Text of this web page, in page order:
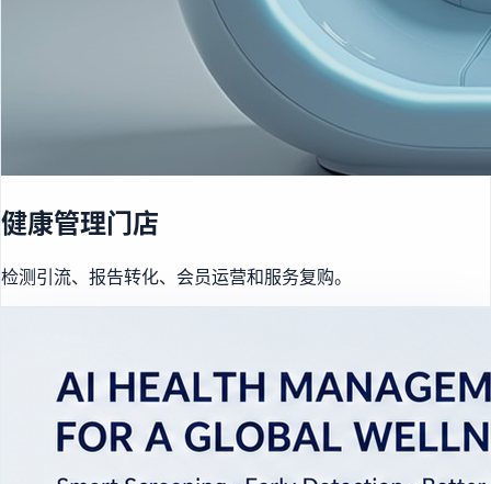
健康管理门店
检测引流、报告转化、会员运营和服务复购。